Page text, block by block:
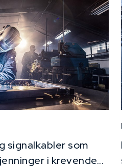
signalkabler som
i krevende...